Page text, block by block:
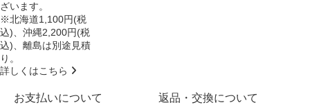
ざいます。
※北海道1,100円(税
込)、沖縄2,200円(税
込)、離島は別途見積
り。
詳しくはこちら
お支払いについて 返品・交換について